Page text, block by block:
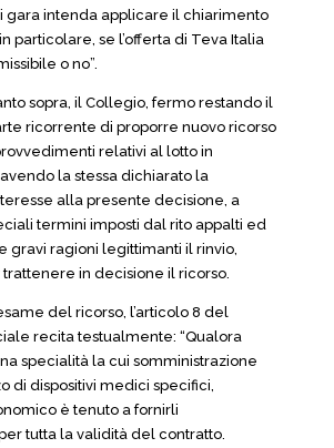
gara intenda applicare il chiarimento
particolare, se l’offerta di Teva Italia
o no”.
sopra, il Collegio, fermo restando il
ricorrente di proporre nuovo ricorso
relativi al lotto in
la stessa dichiarato la
alla presente decisione, a
termini imposti dal rito appalti ed
gravi ragioni legittimanti il rinvio,
in decisione il ricorso.
del ricorso, l’articolo 8 del
recita testualmente: “Qualora
specialità la cui somministrazione
di dispositivi medici specifici,
è tenuto a fornirli
tutta la validità del contratto.